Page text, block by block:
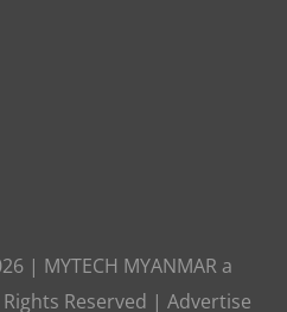
| MYTECH MYANMAR a
Reserved | Advertise